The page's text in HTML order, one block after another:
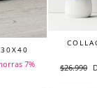
7%
Precio
$26.990